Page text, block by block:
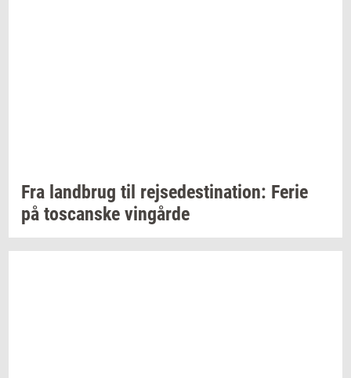
Fra land­brug til rej­se­desti­na­tion: Ferie
på toscan­ske vin­går­de